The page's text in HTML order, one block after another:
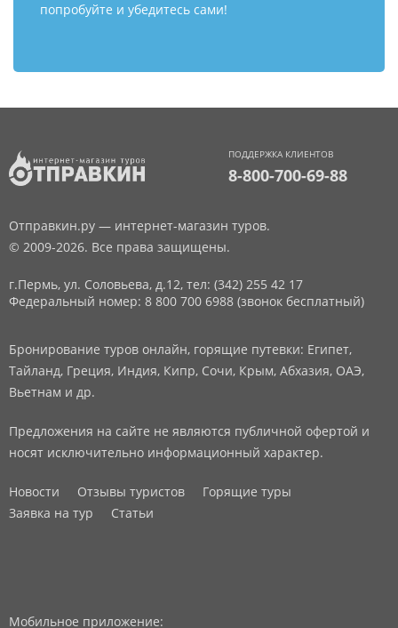
попробуйте и убедитесь сами!
ПОДДЕРЖКА КЛИЕНТОВ
8-800-700-69-88
Отправкин.ру — интернет-магазин туров.
© 2009-2026. Все права защищены.
г.Пермь, ул. Соловьева, д.12, тел: (342) 255 42 17
Федеральный номер: 8 800 700 6988 (звонок бесплатный)
Бронирование туров онлайн, горящие путевки: Египет,
Тайланд, Греция, Индия, Кипр, Сочи, Крым, Абхазия, ОАЭ,
Вьетнам и др.
Предложения на сайте не являются публичной офертой и
носят исключительно информационный характер.
Новости Отзывы туристов
Горящие туры
Заявка на тур
Статьи
Мобильное приложение: